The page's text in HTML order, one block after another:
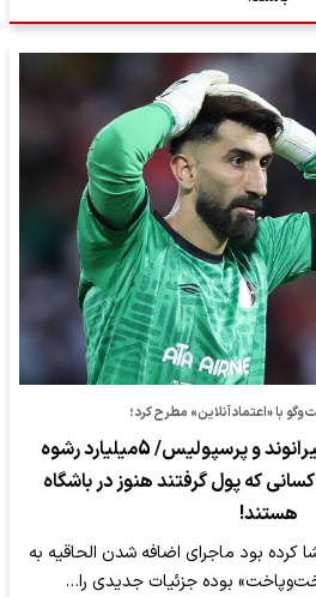
با «اعتمادآنلاین» مطرح کرد؛
افشاگری تازه از ماجرای بیرانوند و پرسپولیس/ 5میلیارد رشوه
که پول گرفتند هنوز در باشگاه
هستند!
کرده بود ماجرای اضافه شدن الحاقیه به
بوده جزئیات جدیدی را…